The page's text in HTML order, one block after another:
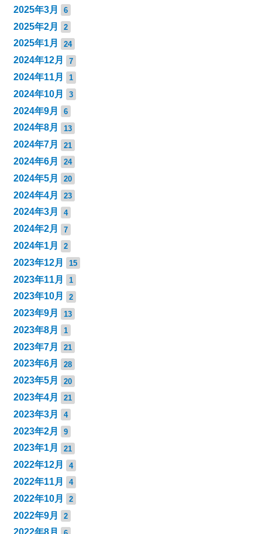
2025年3月 6
2025年2月 2
2025年1月 24
2024年12月 7
2024年11月 1
2024年10月 3
2024年9月 6
2024年8月 13
2024年7月 21
2024年6月 24
2024年5月 20
2024年4月 23
2024年3月 4
2024年2月 7
2024年1月 2
2023年12月 15
2023年11月 1
2023年10月 2
2023年9月 13
2023年8月 1
2023年7月 21
2023年6月 28
2023年5月 20
2023年4月 21
2023年3月 4
2023年2月 9
2023年1月 21
2022年12月 4
2022年11月 4
2022年10月 2
2022年9月 2